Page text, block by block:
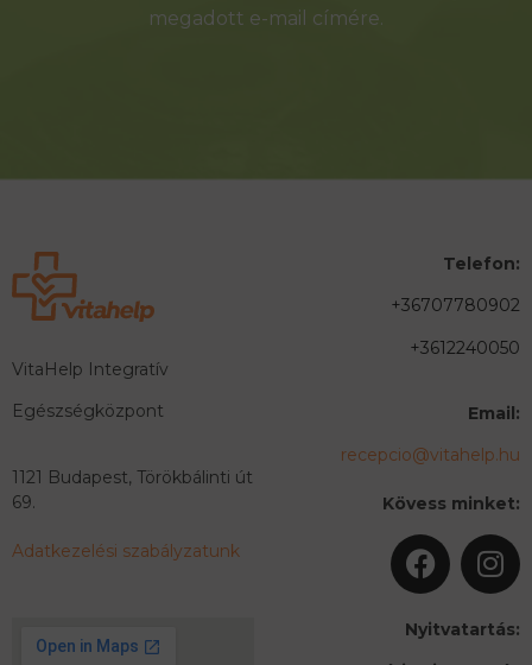
megadott e-mail címére.
VitaHelp Integratív
Egészségközpont
1121 Budapest, Törökbálinti út
69.
Adatkezelési szabályzatunk
Telefon:
+36707780902
+3612240050
Email:
recepcio@vitahelp.hu
Kövess minket:
Nyitvatartás: